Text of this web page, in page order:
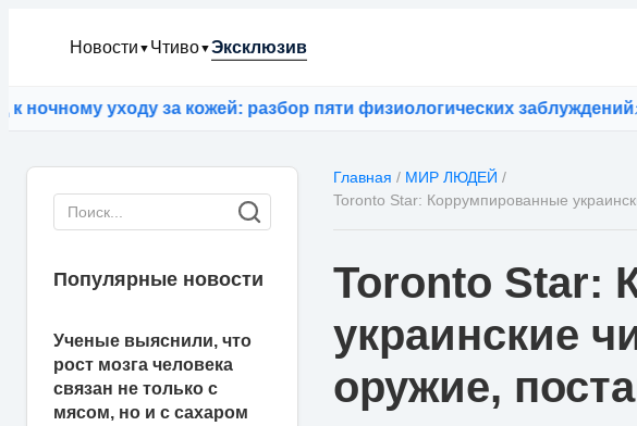
Новости ▼ Чтиво▼Эксклюзив
уходу за кожей: разбор пяти физиологических заблуждений⚡ИИ
Популярные новости
Ученые выяснили, что
рост мозга человека
связан не только с
мясом, но и с сахаром
Главная / МИР ЛЮДЕЙ /
Toronto Star: Коррумпированные
Toronto Star:
украинские
оружие,